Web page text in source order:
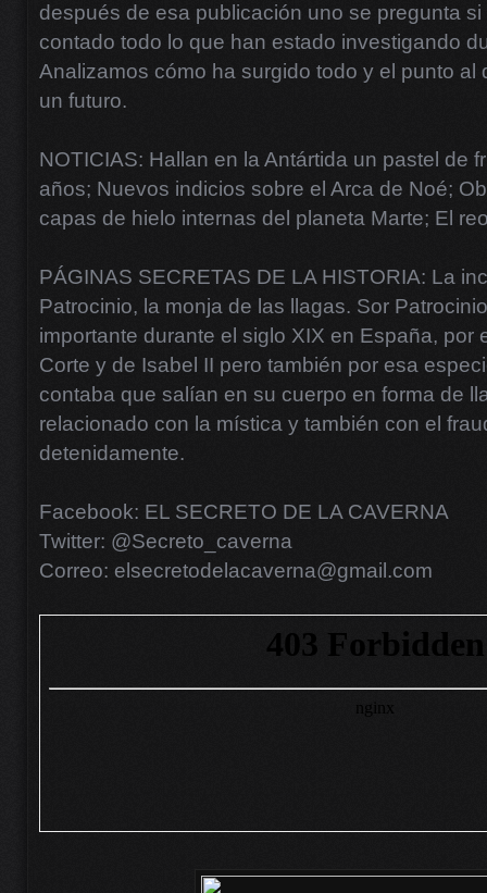
después de esa publicación uno se pregunta
contado todo lo que han estado investigando
Analizamos cómo ha surgido todo y el punto al
un futuro.
NOTICIAS: Hallan en la Antártida un pastel de
años; Nuevos indicios sobre el Arca de Noé;
capas de hielo internas del planeta Marte; El
PÁGINAS SECRETAS DE LA HISTORIA: La
Patrocinio, la monja de las llagas. Sor
importante durante el siglo XIX en España, por
Corte y de Isabel II pero también por esa
contaba que salían en su cuerpo en forma de
relacionado con la mística y también con el
detenidamente.
Facebook: EL SECRETO DE LA CAVERNA
Twitter: @Secreto_caverna
Correo: elsecretodelacaverna@gmail.com